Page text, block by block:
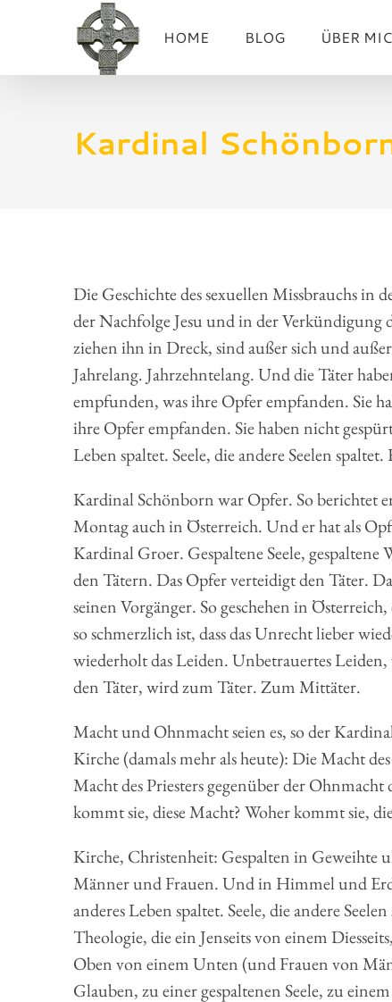
HOME BLOG ÜBER
Kardinal
Die Geschichte des sexuellen Missbrauchs in
der Nachfolge Jesu und in der Verkündigung
ziehen ihn in Dreck, sind außer sich und
Jahrelang. Jahrzehntelang. Und die Täter
empfunden, was ihre Opfer empfanden. Sie
ihre Opfer empfanden. Sie haben nicht
Leben spaltet. Seele, die andere Seelen
Kardinal Schönborn war Opfer. So berichtet
Montag auch in Österreich. Und er hat als
Kardinal Groer. Gespaltene Seele,
den Tätern. Das Opfer verteidigt den Täter.
seinen Vorgänger. So geschehen in
so schmerzlich ist, dass das Unrecht lieber
wiederholt das Leiden. Unbetrauertes
den Täter, wird zum Täter. Zum Mittäter.
Macht und Ohnmacht seien es, so der
Kirche (damals mehr als heute): Die Macht
Macht des Priesters gegenüber der
kommt sie, diese Macht? Woher kommt sie,
Kirche, Christenheit: Gespalten in
Männer und Frauen. Und in Himmel und
anderes Leben spaltet. Seele, die andere
Theologie, die ein Jenseits von einem
Oben von einem Unten (und Frauen von
Glauben, zu einer gespaltenen Seele, zu